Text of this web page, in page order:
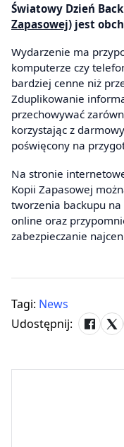
Światowy Dzień
Zapasowej) jest
Wydarzenie ma
komputerze czy
bardziej cenne niż
Zduplikowanie
przechowywać
korzystając z
poświęcony na
Na stronie
Kopii Zapasowej
tworzenia backupu
online oraz
zabezpieczanie
Tagi: News
Udostępnij: